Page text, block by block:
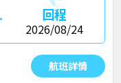
回程
2026/08/24
航班詳情